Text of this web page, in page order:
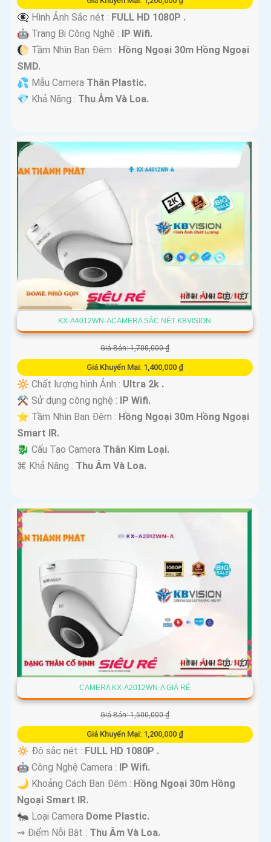
👁️‍🗨 Hình Ảnh Sắc nét : FULL HD 1080P .
🤖️ Trang Bị Công Nghệ :
IP Wifi.
🌔 Tầm Nhìn Ban Đêm : Hồng Ngoại 30m Hồng Ngoại
SMD.
💦 Mẫu Camera Thân Plastic.
️💎 Khả Năng : Thu Âm Và Loa.
KX-A4012WN-ACAMERA SẮC NÉT KBVISION
Giá Bán: 1,700,000 ₫
Giá Khuyến Mại: 1,400,000 ₫
🔆 Chất lượng hình Ảnh : Ultra 2k .
⚒ Sử dụng công nghệ :
IP Wifi.
⭐ Tầm Nhìn Ban Đêm : Hồng Ngoại 30m Hồng Ngoại
Smart IR.
🐉️ Cấu Tạo Camera Thân Kim Loại.
️⌘ Khả Năng : Thu Âm Và Loa.
CAMERA KX-A2012WN-A GIÁ RẺ
Giá Bán: 1,500,000 ₫
Giá Khuyến Mại: 1,200,000 ₫
🔅 Độ sắc nét : FULL HD 1080P .
🤖️ Công Nghệ Camera :
IP Wifi.
🌙 Khoảng Cách Ban Đêm : Hồng Ngoại 30m Hồng
Ngoại Smart IR.
🐜 Loại Camera Dome Plastic.
️⇝ Điểm Nỗi Bật : Thu Âm Và Loa.